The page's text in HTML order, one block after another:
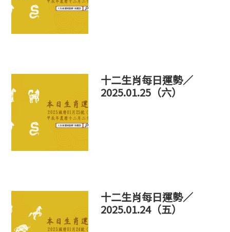
十二生肖每日運勢／
2025.01.25（六）
十二生肖每日運勢／
2025.01.24（五）